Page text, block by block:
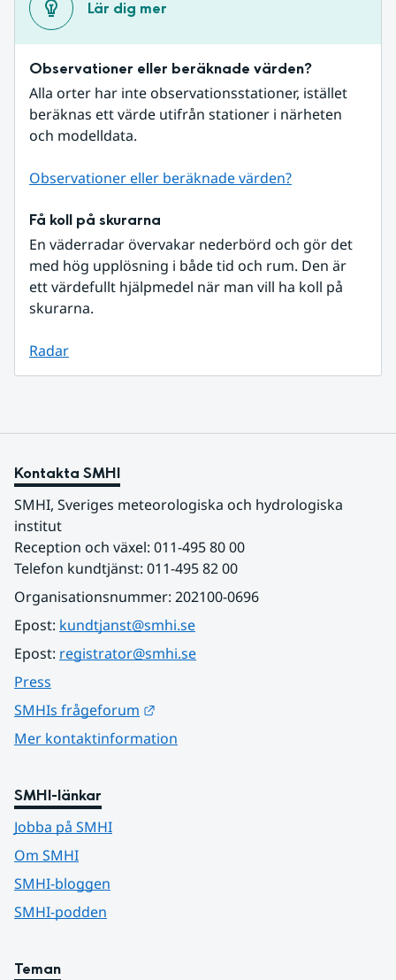
Lär dig mer
Observationer eller beräknade värden?
Alla orter har inte observationsstationer, istället
beräknas ett värde utifrån stationer i närheten
och modelldata.
Observationer eller beräknade värden?
Få koll på skurarna
En väderradar övervakar nederbörd och gör det
med hög upplösning i både tid och rum. Den är
ett värdefullt hjälpmedel när man vill ha koll på
skurarna.
Radar
Kontakta SMHI
SMHI, Sveriges meteorologiska och hydrologiska
institut
Reception och växel: 011-495 80 00
Telefon kundtjänst: 011-495 82 00
Organisationsnummer: 202100-0696
Epost: kundtjanst@smhi.se
Epost: registrator@smhi.se
Press
SMHIs frågeforum
Mer kontaktinformation
SMHI-länkar
Jobba på SMHI
Om SMHI
SMHI-bloggen
SMHI-podden
Teman